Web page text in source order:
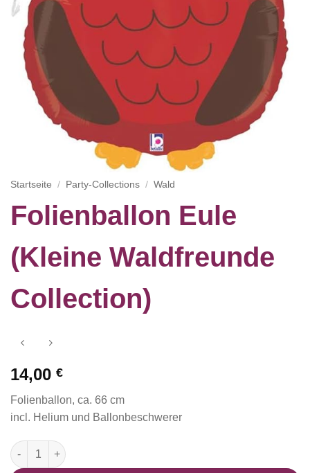
Startseite / Party-Collections / Wald
Folienballon Eule
(Kleine Waldfreunde
Collection)
14,00 €
Folienballon, ca. 66 cm
incl. Helium und Ballonbeschwerer
Folienballon Eule (Kleine Waldfreunde Collection) Menge